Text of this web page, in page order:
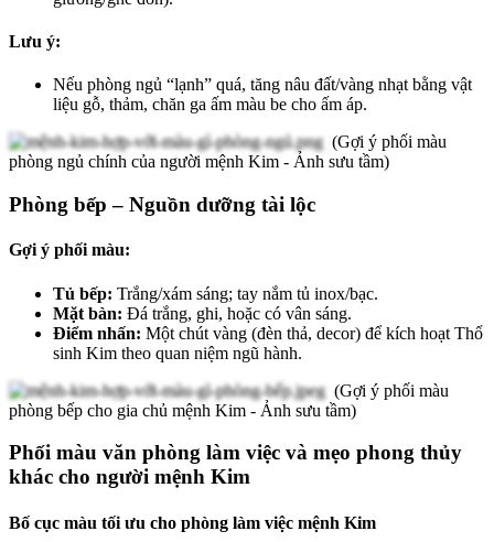
Lưu ý:
Nếu phòng ngủ “lạnh” quá, tăng nâu đất/vàng nhạt bằng vật
liệu gỗ, thảm, chăn ga ấm màu be cho ấm áp.
(Gợi ý phối màu
phòng ngủ chính của người mệnh Kim - Ảnh sưu tầm)
Phòng bếp – Nguồn dưỡng tài lộc
Gợi ý phối màu:
Tủ bếp: Trắng/xám sáng; tay nắm tủ inox/bạc.
Mặt bàn: Đá trắng, ghi, hoặc có vân sáng.
Điểm nhấn: Một chút vàng (đèn thả, decor) để kích hoạt Thổ
sinh Kim theo quan niệm ngũ hành.
(Gợi ý phối màu
phòng bếp cho gia chủ mệnh Kim - Ảnh sưu tầm)
Phối màu văn phòng làm việc và mẹo phong thủy
khác cho người mệnh Kim
Bố cục màu tối ưu cho phòng làm việc mệnh Kim